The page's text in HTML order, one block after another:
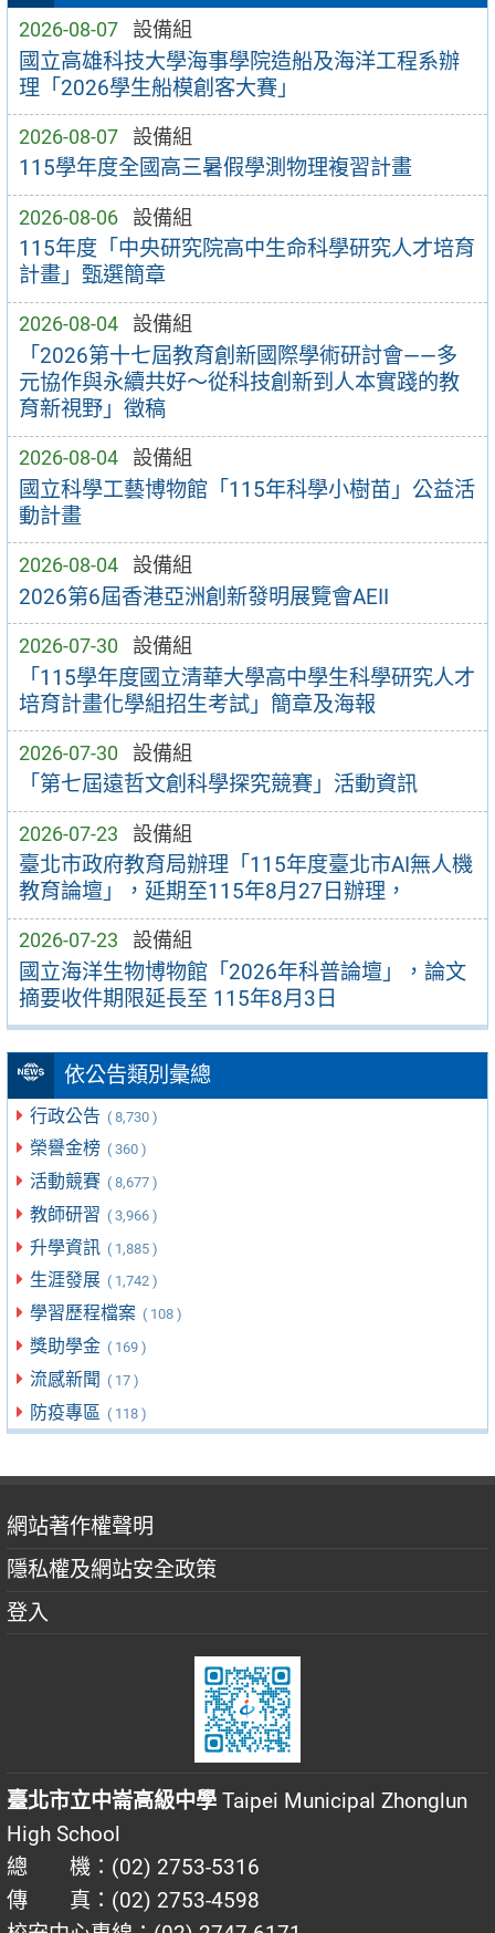
2026-08-07 設備組
國立高雄科技大學海事學院造船及海洋工程系辦
理「2026學生船模創客大賽」
2026-08-07 設備組
115學年度全國高三暑假學測物理複習計畫
2026-08-06 設備組
115年度「中央研究院高中生命科學研究人才培育
計畫」甄選簡章
2026-08-04 設備組
「2026第十七屆教育創新國際學術研討會——多
元協作與永續共好～從科技創新到人本實踐的教
育新視野」徵稿
2026-08-04 設備組
國立科學工藝博物館「115年科學小樹苗」公益活
動計畫
2026-08-04 設備組
2026第6屆香港亞洲創新發明展覽會AEII
2026-07-30 設備組
「115學年度國立清華大學高中學生科學研究人才
培育計畫化學組招生考試」簡章及海報
2026-07-30 設備組
「第七屆遠哲文創科學探究競賽」活動資訊
2026-07-23 設備組
臺北市政府教育局辦理「115年度臺北市AI無人機
教育論壇」，延期至115年8月27日辦理，
2026-07-23 設備組
國立海洋生物博物館「2026年科普論壇」，論文
摘要收件期限延長至 115年8月3日
依公告類別彙總
行政公告 ( 8,730 )
榮譽金榜 ( 360 )
活動競賽 ( 8,677 )
教師研習 ( 3,966 )
升學資訊 ( 1,885 )
生涯發展 ( 1,742 )
學習歷程檔案 ( 108 )
獎助學金 ( 169 )
流感新聞 ( 17 )
防疫專區 ( 118 )
網站著作權聲明
隱私權及網站安全政策
登入
臺北市立中崙高級中學 Taipei Municipal Zhonglun
High School
總 機：(02) 2753-5316
傳 真：(02) 2753-4598